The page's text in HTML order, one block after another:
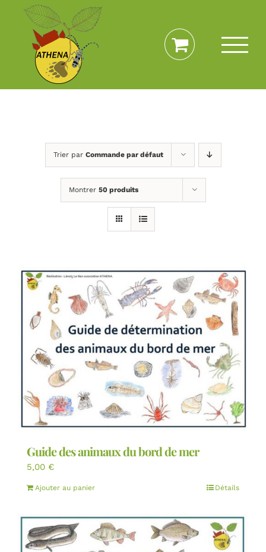
Passer
contenu
Trier par Commande par défaut
Montrer 50 produits
Guide des animaux du bord de mer
5,00 €
Ajouter au panier Détails